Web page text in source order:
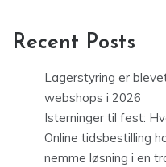
Recent Posts
Lagerstyring er
webshops i 2026
Isterninger til fest:
Online tidsbestilling
nemme løsning i en